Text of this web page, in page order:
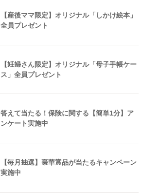
【産後ママ限定】オリジナル「しかけ絵本」
全員プレゼント
【妊婦さん限定】オリジナル「母子手帳ケー
ス」全員プレゼント
答えて当たる！保険に関する【簡単1分】ア
ンケート実施中
【毎月抽選】豪華賞品が当たるキャンペーン
実施中